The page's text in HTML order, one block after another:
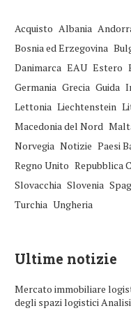
Acquisto Albania
Bosnia ed Erzegovina
Danimarca EAU Estero
Germania Grecia Guida
Lettonia Liechtenstein
Macedonia del Nord
Norvegia Notizie Paesi
Regno Unito Repubblica
Slovacchia Slovenia
Turchia Ungheria
Ultime notizie
Mercato immobiliare
degli spazi logistici Analisi